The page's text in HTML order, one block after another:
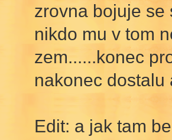
zrovna bojuje se
nikdo mu v tom
zem......konec
nakonec dostalu
Edit: a jak tam